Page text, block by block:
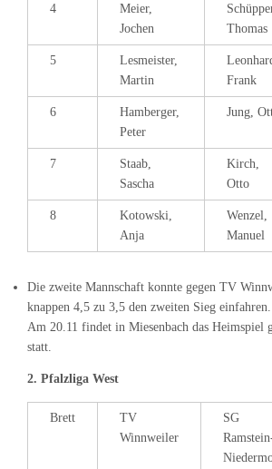
4
Meier,
Jochen
Thomas
5
Lesmeister,
Martin
Frank
6
Hamberger,
Peter
Jung,
7
Staab,
Sascha
Kirch,
Otto
8
Kotowski,
Anja
Wenzel,
Manuel
Die zweite Mannschaft konnte gegen TV
knappen 4,5 zu 3,5 den zweiten Sieg einfahren.
Am 20.11 findet in Miesenbach das Heimspiel
statt.
2. Pfalzliga West
Brett
TV
Winnweiler
SG